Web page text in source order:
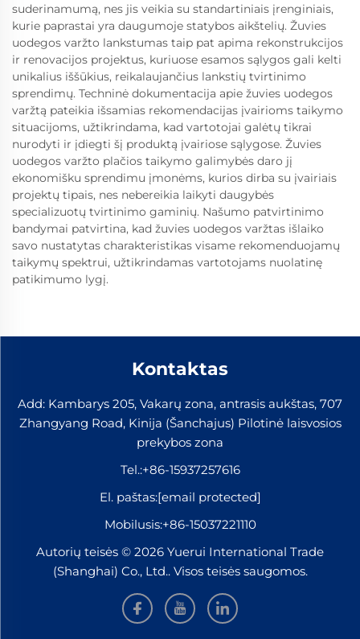
suderinamumą, nes jis veikia su standartiniais įrenginiais,
kurie paprastai yra daugumoje statybos aikštelių. Žuvies
uodegos varžto lankstumas taip pat apima rekonstrukcijos
ir renovacijos projektus, kuriuose esamos sąlygos gali kelti
unikalius iššūkius, reikalaujančius lankstių tvirtinimo
sprendimų. Techninė dokumentacija apie žuvies uodegos
varžtą pateikia išsamias rekomendacijas įvairioms taikymo
situacijoms, užtikrindama, kad vartotojai galėtų tikrai
nurodyti ir įdiegti šį produktą įvairiose sąlygose. Žuvies
uodegos varžto plačios taikymo galimybės daro jį
ekonomišku sprendimu įmonėms, kurios dirba su įvairiais
projektų tipais, nes nebereikia laikyti daugybės
specializuotų tvirtinimo gaminių. Našumo patvirtinimo
bandymai patvirtina, kad žuvies uodegos varžtas išlaiko
savo nustatytas charakteristikas visame rekomenduojamų
taikymų spektrui, užtikrindamas vartotojams nuolatinę
patikimumo lygį.
Kontaktas
Add: Kambarys 205, Vakarų zona, antrasis aukštas, 707
Zhangyang Road, Kinija (Šanchajus) Pilotinė laisvosios
prekybos zona
Tel.:+86-15937257616
El. paštas:[email protected]
Mobilusis:+86-15037221110
Autorių teisės © 2026 Yuerui International Trade
(Shanghai) Co., Ltd.. Visos teisės saugomos.